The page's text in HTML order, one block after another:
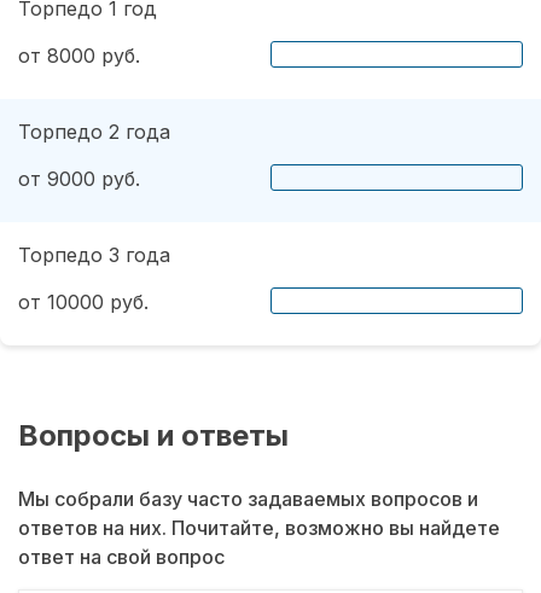
Торпедо 1 год
от 8000 руб.
Торпедо 2 года
от 9000 руб.
Торпедо 3 года
от 10000 руб.
Вопросы и ответы
Мы собрали базу часто задаваемых вопросов и
ответов на них. Почитайте, возможно вы найдете
ответ на свой вопрос